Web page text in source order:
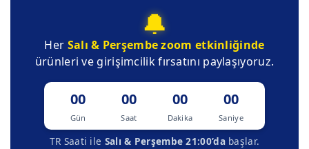
🔔
Her Salı & Perşembe zoom etkinliğinde
ürünleri ve girişimcilik fırsatını paylaşıyoruz.
00
Gün
00
Saat
00
Dakika
00
Saniye
TR Saati ile Salı & Perşembe 21:00’dabaşlar.